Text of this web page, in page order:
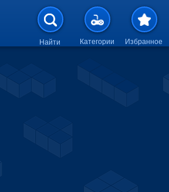
Перейти к основному
Найти Категории Избранное